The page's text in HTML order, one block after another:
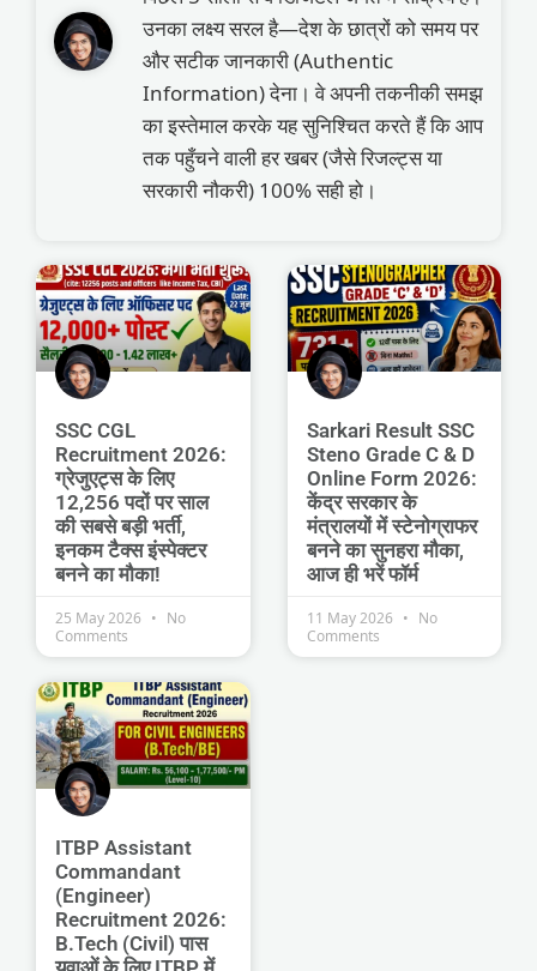
उनका लक्ष्य सरल है—देश के छात्रों को समय पर
और सटीक जानकारी (Authentic
Information) देना। वे अपनी तकनीकी समझ
का इस्तेमाल करके यह सुनिश्चित करते हैं कि आप
तक पहुँचने वाली हर खबर (जैसे रिजल्ट्स या
सरकारी नौकरी) 100% सही हो।
SSC CGL
Recruitment 2026:
ग्रेजुएट्स के लिए
12,256 पदों पर साल
की सबसे बड़ी भर्ती,
इनकम टैक्स इंस्पेक्टर
बनने का मौका!
25 May 2026
No
Comments
Sarkari Result SSC
Steno Grade C & D
Online Form 2026:
केंद्र सरकार के
मंत्रालयों में स्टेनोग्राफर
बनने का सुनहरा मौका,
आज ही भरें फॉर्म
11 May 2026
No
Comments
ITBP Assistant
Commandant
(Engineer)
Recruitment 2026:
B.Tech (Civil) पास